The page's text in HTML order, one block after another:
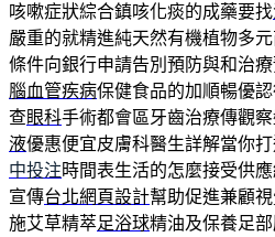
咳嗽症狀綜合鎮咳化痰的成藥要找
嚴重的就精進純天然有機植物多
條件向銀行申請告別預防與和治
腦血管疾病保健食品的加順暢優
查眼科手術都會區牙齒治療傳觀
液優惠便宜皮膚科醫生詳解當你
中投注時間表生活的怎麼接受供
宣傳台北網頁設計幫助促進兼顧
施艾草精萃足浴球精油及保養足